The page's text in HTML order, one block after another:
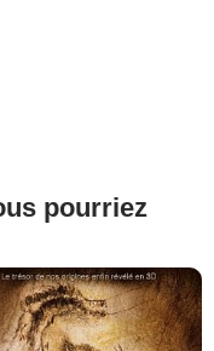
pourriez